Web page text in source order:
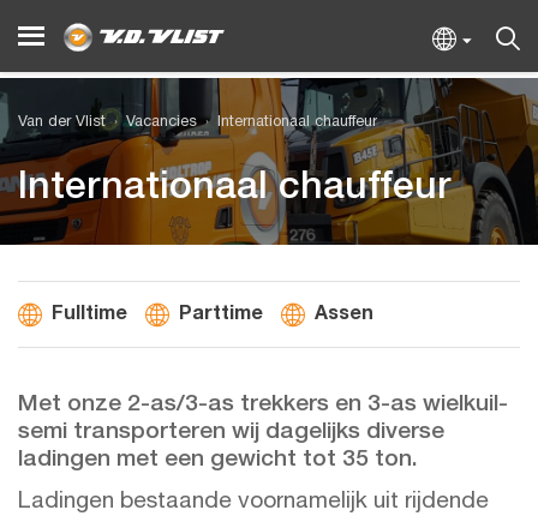
Van der Vlist Vacancies Internationaal chauffeur
Internationaal chauffeur
Fulltime Parttime Assen
Met onze 2-as/3-as trekkers en 3-as wielkuil-
semi transporteren wij dagelijks diverse
ladingen met een gewicht tot 35 ton.
Ladingen bestaande voornamelijk uit rijdende